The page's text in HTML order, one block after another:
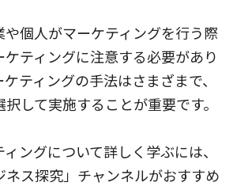
や個人がマーケティングを行う際
ティングに注意する必要があり
ティングの手法はさまざまで、
して実施することが重要です。
ングについて詳しく学ぶには、
ネス探究」チャンネルがおすすめ